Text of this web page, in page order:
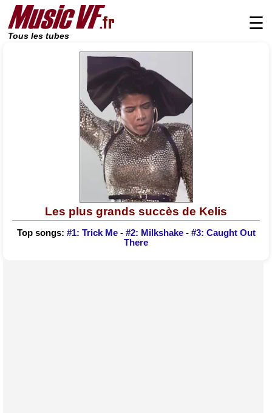
Tous les tubes
☰
Les plus grands succès de Kelis
Top songs: #1: Trick Me- #2: Milkshake- #3: Caught Out
There